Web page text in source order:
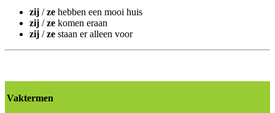
zij /ze hebben een mooi huis
zij /ze komen eraan
zij /ze staan er alleen voor
Vaktermen